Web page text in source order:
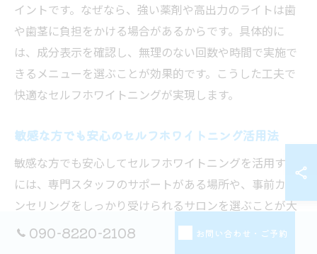
イントです。なぜなら、強い薬剤や高出力のライトは歯
や歯茎に負担をかける場合があるからです。具体的に
は、成分表示を確認し、無理のない回数や時間で実施で
きるメニューを選ぶことが効果的です。こうした工夫で
快適なセルフホワイトニングが実現します。
敏感な方でも安心のセルフホワイトニング活用法
敏感な方でも安心してセルフホワイトニングを活用する
には、専門スタッフのサポートがある場所や、事前カウ
ンセリングをしっかり受けられるサロンを選ぶことが大
切です。理由は、個々の歯や歯茎の状態に合わせて適切
090-8220-2108 お問い合わせ・ご予約